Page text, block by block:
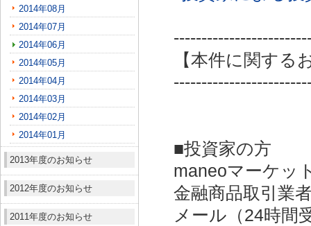
2014年08月
2014年07月
2014年06月
2014年05月
2014年04月
2014年03月
2014年02月
2014年01月
2013年度のお知らせ
2012年度のお知らせ
2011年度のお知らせ
【本件に関する
■投資家の方
maneoマーケッ
金融商品取引業
メール（24時間